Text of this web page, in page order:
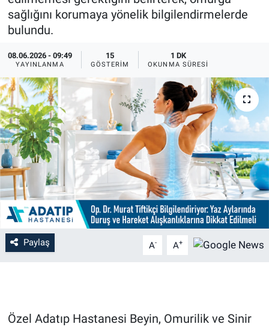
sağlığını korumaya yönelik bilgilendirmelerde
bulundu.
08.06.2026 - 09:49
YAYINLANMA
15
GÖSTERIM
1 DK
OKUNMA SÜRESI
Paylaş A- A+
Özel Adatıp Hastanesi Beyin, Omurilik ve Sinir